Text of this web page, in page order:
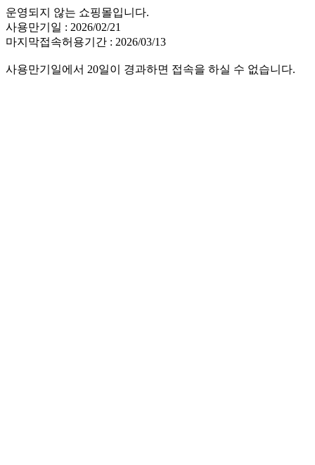
운영되지 않는 쇼핑몰입니다.
사용만기일 : 2026/02/21
마지막접속허용기간 : 2026/03/13
사용만기일에서 20일이 경과하면 접속을 하실 수 없습니다.